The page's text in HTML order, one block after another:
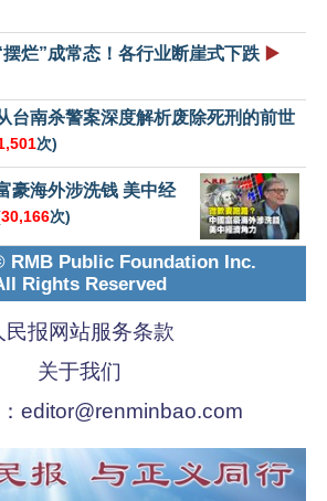
烂”成常态！各行业断崖式下跌 ▶️
台南杀警案深度解析废除死刑的前世
次)
豪海外涉洗钱 美中经
30,166次)
RMB Public Foundation Inc.
Rights Reserved
民报网站服务条款
关于我们
editor@renminbao.com